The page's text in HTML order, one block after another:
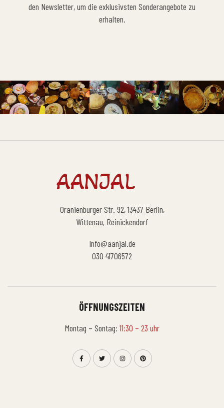
den Newsletter, um die exklusivsten Sonderangebote zu
erhalten.
Oranienburger Str. 92, 13437 Berlin,
Wittenau, Reinickendorf
Info@aanjal.de
030 41706572
ÖFFNUNGSZEITEN
Montag – Sontag:11:30 – 23 uhr